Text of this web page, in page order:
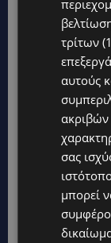
τρίτων
αυτούς
σας
μπορεί